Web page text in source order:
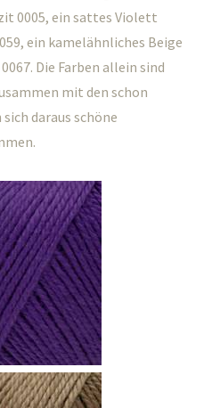
0005, ein sattes Violett
ein kamelähnliches Beige
Die Farben allein sind
mit den schon
daraus schöne